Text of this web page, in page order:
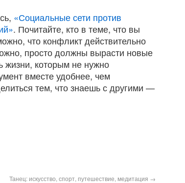
«Социальные сети против
. Почитайте, кто в теме, что вы
что конфликт действительно
просто должны вырасти новые
которым не нужно
вместе удобнее, чем
тем, что знаешь с другими —
Танец: искусство, спорт, путешествие, медитация →